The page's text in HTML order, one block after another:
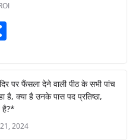
eपर फैंसला देने वाली पीठ के सभी पांच
है, क्या है उनके पास पद प्रतिष्ठा,
2024